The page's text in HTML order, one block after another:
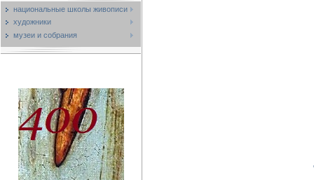
национальные школы живописи
художники
музеи и собрания